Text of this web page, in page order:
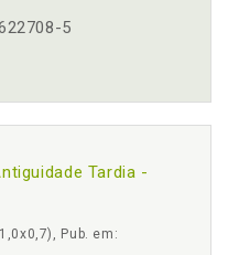
5
Tardia -
Pub. em: